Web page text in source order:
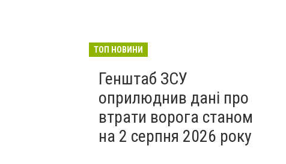
ТОП НОВИНИ
Генштаб ЗСУ
оприлюднив дані про
втрати ворога станом
на 2 серпня 2026 року